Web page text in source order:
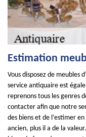
Estimation
Vous disposez de meubles
service antiquaire est
reprenons tous les genres
contacter afin que notre
des biens et de l’estimer
ancien, plus il a de la